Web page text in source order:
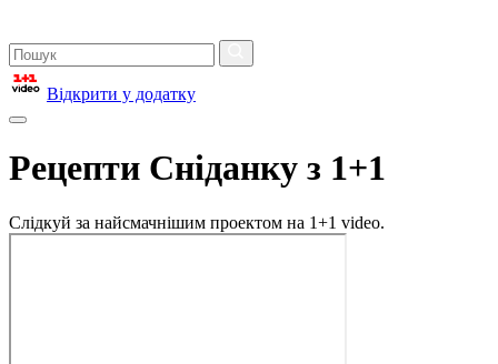
Відкрити у додатку
Рецепти Сніданку з 1+1
Слідкуй за найсмачнішим проектом на 1+1 video.